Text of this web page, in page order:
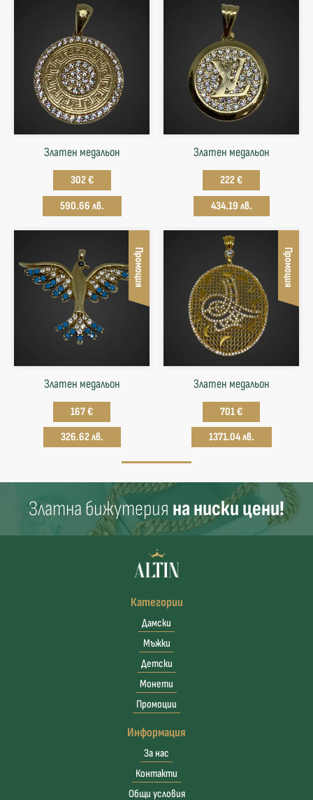
Златен медальон
302 €
590.66 лв.
Златен медальон
222 €
434.19 лв.
Промоция
Златен медальон
167 €
326.62 лв.
Промоция
Златен медальон
701 €
1371.04 лв.
Златна бижутерия на ниски цени!
Категории
Дамски
Мъжки
Детски
Монети
Промоции
Информация
За нас
Контакти
Общи условия